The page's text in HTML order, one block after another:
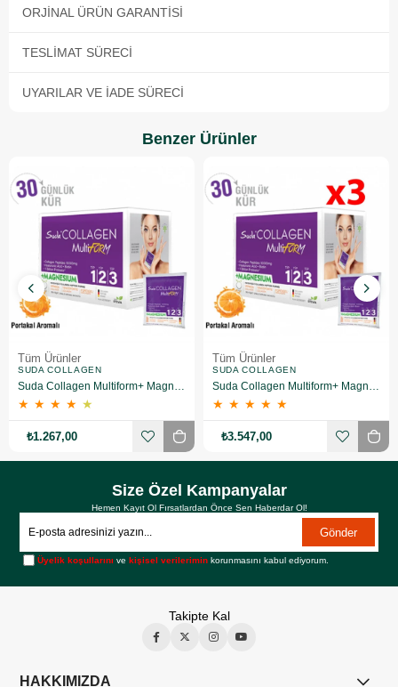
ORJINAL ÜRÜN GARANTISI
TESLIMAT SÜRECI
UYARILAR VE İADE SÜRECI
Benzer Ürünler
Tüm Ürünler
SUDA COLLAGEN
Suda Collagen Multiform+ Magnesium 30 x 15 gr - Portakal Aromalı
★ ★ ★ ★ ★
₺1.267,00
Tüm Ürünler
SUDA COLLAGEN
Suda Collagen Multiform+ Magnesium 30 x 15 gr - Portakal Aromalı 3 Adet
★ ★ ★ ★ ★
₺3.547,00
Size Özel Kampanyalar
Hemen Kayıt Ol Fırsatlardan Önce Sen Haberdar Ol!
Gönder
Üyelik koşullarını vekişisel verilerimin korunmasını kabul ediyorum.
Takipte Kal
HAKKIMIZDA